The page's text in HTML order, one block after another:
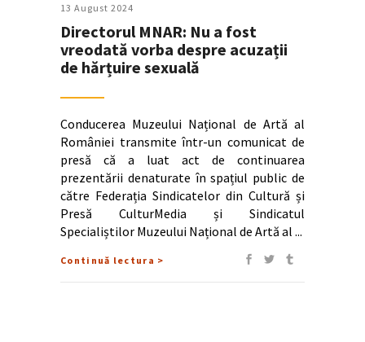
13 August 2024
Directorul MNAR: Nu a fost
vreodată vorba despre acuzații
de hărțuire sexuală
Conducerea Muzeului Național de Artă al
României transmite într-un comunicat de
presă că a luat act de continuarea
prezentării denaturate în spațiul public de
către Federația Sindicatelor din Cultură și
Presă CulturMedia și Sindicatul
Specialiștilor Muzeului Național de Artă al
Continuă lectura >